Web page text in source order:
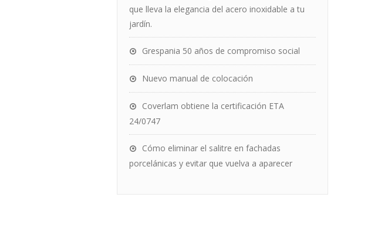
que lleva la elegancia del acero inoxidable a tu
jardín.
Grespania 50 años de compromiso social
Nuevo manual de colocación
Coverlam obtiene la certificación ETA
24/0747
Cómo eliminar el salitre en fachadas
porcelánicas y evitar que vuelva a aparecer